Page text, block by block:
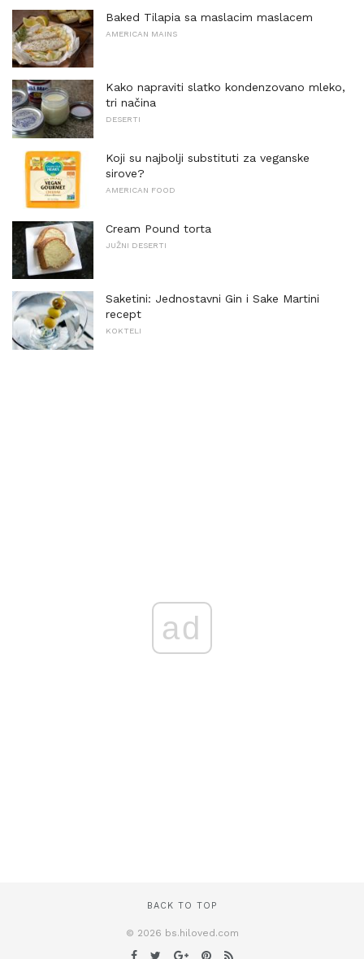
Baked Tilapia sa maslacim maslacem
AMERICAN MAINS
Kako napraviti slatko kondenzovano mleko,
tri načina
DESERTI
Koji su najbolji substituti za veganske
sirove?
AMERICAN FOOD
Cream Pound torta
JUŽNI DESERTI
Saketini: Jednostavni Gin i Sake Martini
recept
KOKTELI
ad
BACK TO TOP
© 2026 bs.hiloved.com